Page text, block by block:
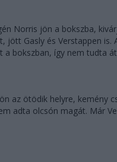
Norris jön a bokszba,
jött Gasly és Verstappen is.
a bokszban, így nem tudta
az ötödik helyre, kemény
adta olcsón magát. Már